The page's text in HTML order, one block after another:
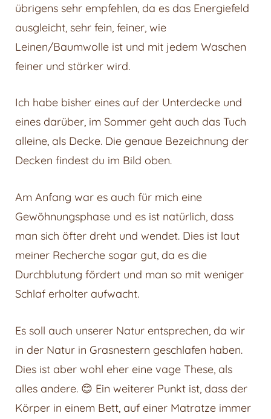
übrigens sehr empfehlen, da es das Energiefeld
ausgleicht, sehr fein, feiner, wie
Leinen/Baumwolle ist und mit jedem Waschen
feiner und stärker wird.
Ich habe bisher eines auf der Unterdecke und
eines darüber, im Sommer geht auch das Tuch
alleine, als Decke. Die genaue Bezeichnung der
Decken findest du im Bild oben.
Am Anfang war es auch für mich eine
Gewöhnungsphase und es ist natürlich, dass
man sich öfter dreht und wendet. Dies ist laut
meiner Recherche sogar gut, da es die
Durchblutung fördert und man so mit weniger
Schlaf erholter aufwacht.
Es soll auch unserer Natur entsprechen, da wir
in der Natur in Grasnestern geschlafen haben.
Dies ist aber wohl eher eine vage These, als
alles andere. 😊 Ein weiterer Punkt ist, dass der
Körper in einem Bett, auf einer Matratze immer